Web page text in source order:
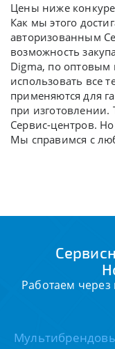
Цены ниже
Как мы этого
авторизованным
возможность
Digma, по оптовым
использовать все
применяются для
при изготовлении.
Сервис-центров.
Мы справимся с
Работаем через